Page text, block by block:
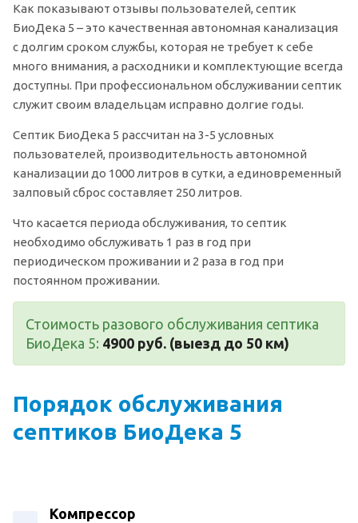
Как показывают отзывы пользователей, септик
БиоДека 5 – это качественная автономная канализация
с долгим сроком службы, которая не требует к себе
много внимания, а расходники и комплектующие всегда
доступны. При профессиональном обслуживании септик
служит своим владельцам исправно долгие годы.
Септик БиоДека 5 рассчитан на 3-5 условных
пользователей, производительность автономной
канализации до 1000 литров в сутки, а единовременный
залповый сброс составляет 250 литров.
Что касается периода обслуживания, то септик
необходимо обслуживать 1 раз в год при
периодическом проживании и 2 раза в год при
постоянном проживании.
Стоимость разового обслуживания септика
БиоДека 5: 4900 руб. (выезд до 50 км)
Порядок обслуживания
септиков БиоДека 5
Компрессор